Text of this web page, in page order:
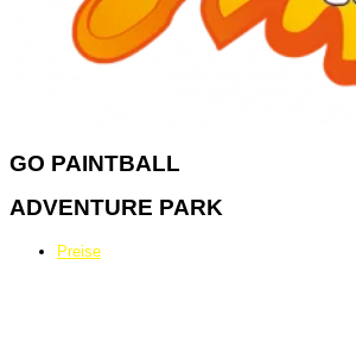
GO PAINTBALL
ADVENTURE PARK
Preise